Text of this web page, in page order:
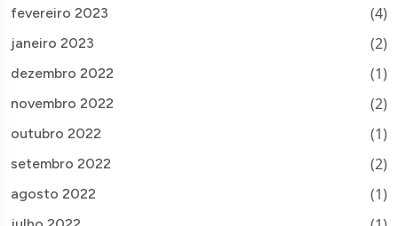
fevereiro 2023 (4)
janeiro 2023 (2)
dezembro 2022 (1)
novembro 2022 (2)
outubro 2022 (1)
setembro 2022 (2)
agosto 2022 (1)